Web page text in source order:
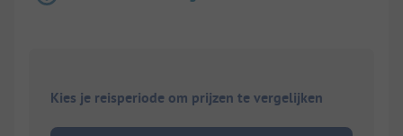
Kies je reisperiode om prijzen te vergelijken